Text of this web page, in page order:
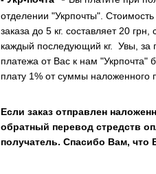
отделении "Укрпочты". Стоимость
заказа до 5 кг. составляет 20
каждый последующий кг. Увы, за
платежа от Вас к нам "Укрпочта"
плату 1% от суммы наложенного
Если заказ отправлен
обратный перевод стредств
получатель. Спасибо Вам,